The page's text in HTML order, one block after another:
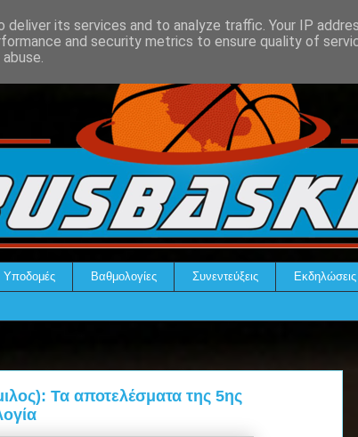
Υποδομές Βαθμολογίες Συνεντεύξεις Εκδηλώσεις
Τα αποτελέσματα της 5ης
its services and to analyze traffic. Your IP
and security metrics to ensure quality of